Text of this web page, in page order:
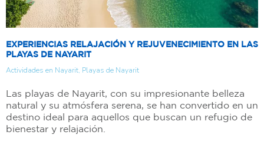
EXPERIENCIAS RELAJACIÓN Y REJUVENECIMIENTO EN LAS
PLAYAS DE NAYARIT
Actividades en Nayarit, Playas de Nayarit
Las playas de Nayarit, con su impresionante belleza
natural y su atmósfera serena, se han convertido en un
destino ideal para aquellos que buscan un refugio de
bienestar y relajación.